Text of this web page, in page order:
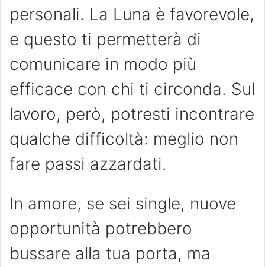
personali. La Luna è favorevole,
e questo ti permetterà di
comunicare in modo più
efficace con chi ti circonda. Sul
lavoro, però, potresti incontrare
qualche difficoltà: meglio non
fare passi azzardati.
In amore, se sei single, nuove
opportunità potrebbero
bussare alla tua porta, ma